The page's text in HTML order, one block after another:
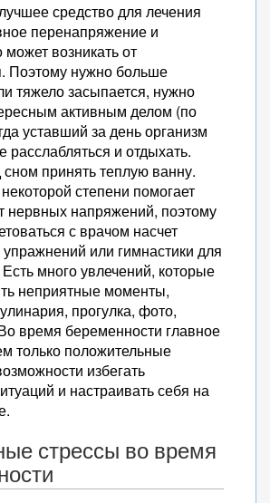
средство для лечения
перенапряжение и
может возникать от
Поэтому нужно больше
тяжело засыпается, нужно
активным делом (по
уставший за день организм
расслабляться и отдыхать.
принять теплую ванну.
степени помогает
нервных напряжений, поэтому
с врачом насчет
или гимнастики для
много увлечений, которые
неприятные моменты,
прогулка, фото,
время беременности главное
только положительные
избегать
и настраивать себя на
стрессы во время